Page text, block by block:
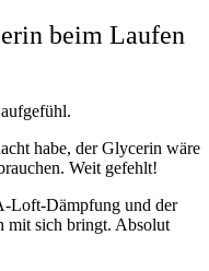
beim Laufen
habe, der Glycerin wäre
Weit gefehlt!
Loft-Dämpfung und der
mit sich bringt. Absolut